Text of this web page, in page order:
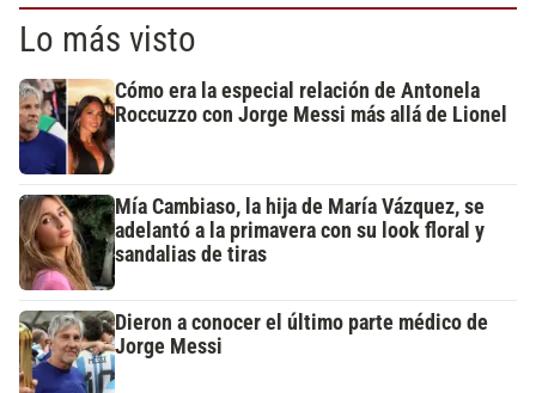
Lo más visto
Cómo era la especial relación de Antonela
Roccuzzo con Jorge Messi más allá de Lionel
Mía Cambiaso, la hija de María Vázquez, se
adelantó a la primavera con su look floral y
sandalias de tiras
Dieron a conocer el último parte médico de
Jorge Messi